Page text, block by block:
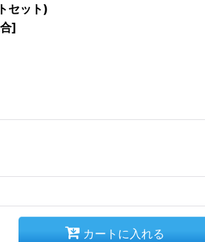
セット)
]
カートに入れる